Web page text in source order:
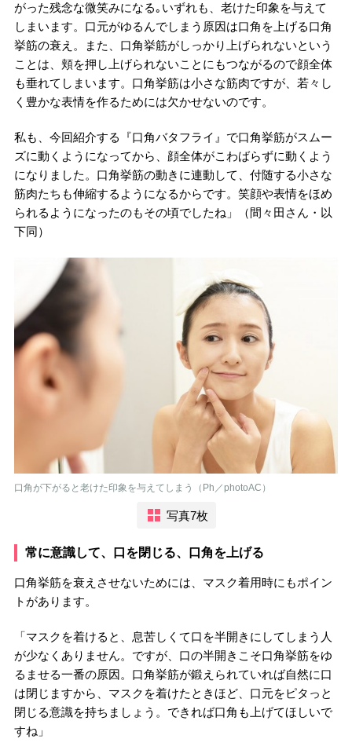
がった残念な微笑みになる｡いずれも、老けた印象を与えて
しまいます。口元がゆるんでしまう原因は口角を上げる口角
挙筋の衰え。また、口角挙筋がしっかり上げられないという
ことは、頬を押し上げられないことにもつながるので顔全体
も垂れてしまいます。口角挙筋は小さな筋肉ですが、若々し
く豊かな表情を作るためには欠かせないのです。
私も、今回紹介する『口角バタフライ』で口角挙筋がスムー
ズに動くようになってから、顔全体がこわばらずに動くよう
になりました。口角挙筋の動きに連動して、付随する小さな
筋肉たちも伸縮するようになるからです。笑顔や表情をほめ
られるようになったのもその頃でしたね」（間々田さん・以
下同）
口角が下がると老けた印象を与えてしまう（Ph／photoAC）
写真7枚
常に意識して、口を閉じる、口角を上げる
口角挙筋を衰えさせないためには、マスク着用時にもポイン
トがあります。
「マスクを着けると、息苦しくて口を半開きにしてしまう人
が少なくありません。ですが、口の半開きこそ口角挙筋をゆ
るませる一番の原因。口角挙筋が鍛えられていれば自然に口
は閉じますから、マスクを着けたときほど、口元をピタっと
閉じる意識を持ちましょう。できれば口角も上げてほしいで
すね」